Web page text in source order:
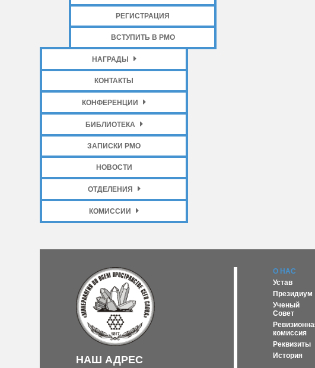
РЕГИСТРАЦИЯ
ВСТУПИТЬ В РМО
НАГРАДЫ
КОНТАКТЫ
КОНФЕРЕНЦИИ
БИБЛИОТЕКА
ЗАПИСКИ РМО
НОВОСТИ
ОТДЕЛЕНИЯ
КОМИССИИ
НАШ АДРЕС
О НАС
Устав
Президиум
Ученый
Совет
комиссия
Реквизиты
История